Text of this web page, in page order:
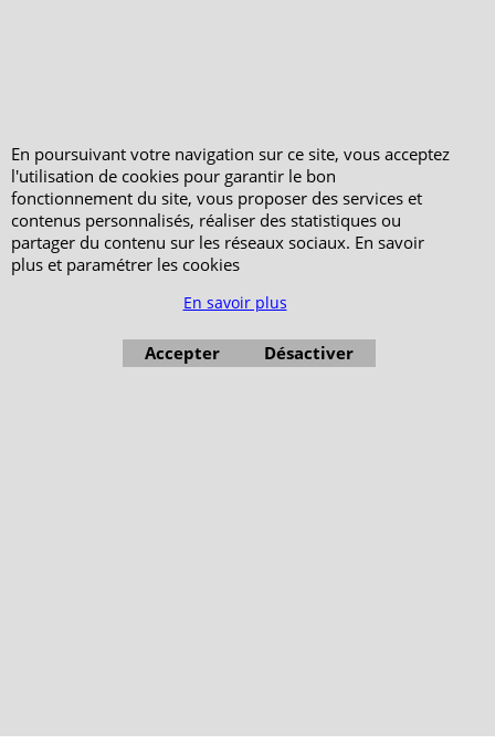
En poursuivant votre navigation sur ce site, vous acceptez
l'utilisation de cookies pour garantir le bon
fonctionnement du site, vous proposer des services et
contenus personnalisés, réaliser des statistiques ou
partager du contenu sur les réseaux sociaux. En savoir
plus et paramétrer les cookies
En savoir plus
Accepter Désactiver